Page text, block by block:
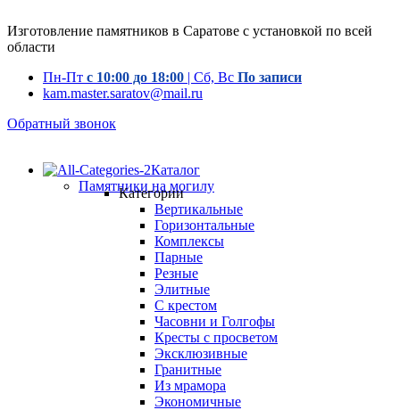
Изготовление памятников в Саратове с установкой по всей
области
Пн-Пт с 10:00 до 18:00 | Сб, Вс По записи
kam.master.saratov@mail.ru
Обратный звонок
Каталог
Памятники на могилу
Категории
Вертикальные
Горизонтальные
Комплексы
Парные
Резные
Элитные
С крестом
Часовни и Голгофы
Кресты с просветом
Эксклюзивные
Гранитные
Из мрамора
Экономичные